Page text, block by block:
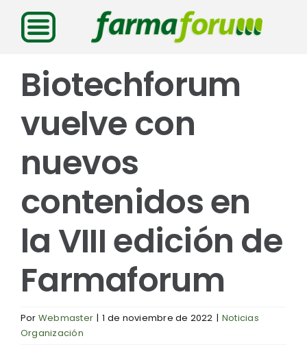
Saltar
contenido
Biotechforum
vuelve con
nuevos
contenidos en
la VIII edición de
Farmaforum
Por Webmaster | 1 de noviembre de 2022 | Noticias
Organización